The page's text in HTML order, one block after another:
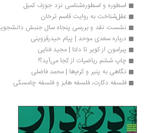
اسطوره و اسطوره‌شناسی نزد جوزف کمبل
عقل‌شناخت به روایت قاسم ترخان
نشست نقد و بررسی پنجاه سال جنبش دانشجویی در
درباره سعدی موحد | پیام حیدرقزوینی
پبرامون از کویر تا دلتا | مجید فنایی
چاپ ششم ریاضیات از کجا می‌آید؟!
نگاهی به پنیر و کرم‌ها | محمد فاضلی
فلسفه دکارت، فلسفه هابز و فلسفه چامسکی